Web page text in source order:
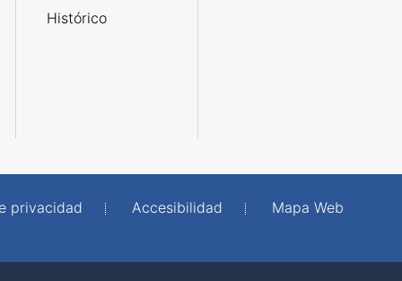
Histórico
privacidad Accesibilidad
Mapa Web